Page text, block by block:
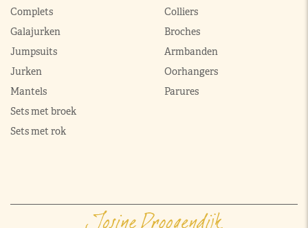
Complets
Galajurken
Jumpsuits
Jurken
Mantels
Sets met broek
Sets met rok
Colliers
Broches
Armbanden
Oorhangers
Parures